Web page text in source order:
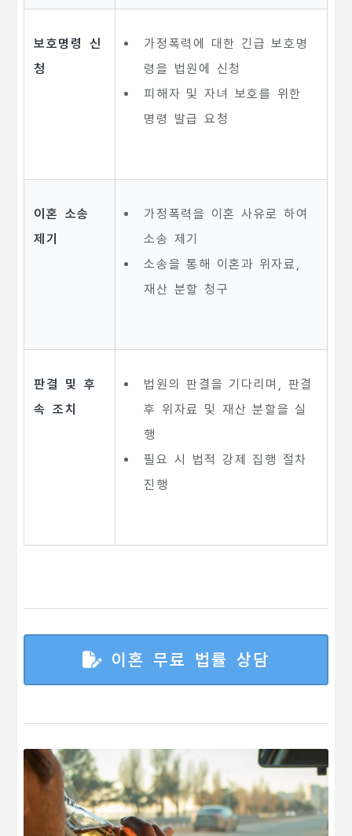
보호명령 신
청
가정폭력에 대한 긴급 보호명
령을 법원에 신청
피해자 및 자녀 보호를 위한
명령 발급 요청
이혼 소송
제기
가정폭력을 이혼 사유로 하여
소송 제기
소송을 통해 이혼과 위자료,
재산 분할 청구
판결 및 후
속 조치
법원의 판결을 기다리며, 판결
후 위자료 및 재산 분할을 실
행
필요 시 법적 강제 집행 절차
진행
이혼 무료 법률 상담